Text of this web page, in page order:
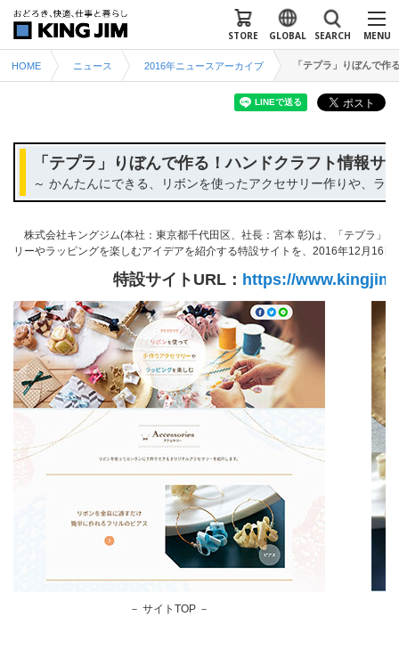
MENU
SEARCH
GLOBAL
STORE
HOME ニュース 2016年ニュースアーカイブ 「テプラ」りぼんで作
「テプラ」りぼんで作る！ハンドクラフト情報サ
～ かんたんにできる、リボンを使ったアクセサリー作りや、ラ
株式会社キングジム(本社：東京都千代田区、社長：宮本 彰)は、「テプラ」
リーやラッピングを楽しむアイデアを紹介する特設サイトを、2016年12月16
特設サイトURL： https://
－ サイトTOP －